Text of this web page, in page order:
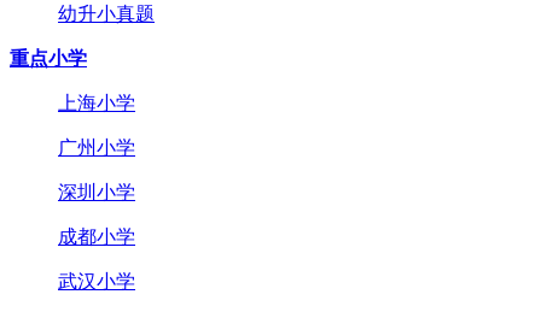
幼升小真题
重点小学
上海小学
广州小学
深圳小学
成都小学
武汉小学